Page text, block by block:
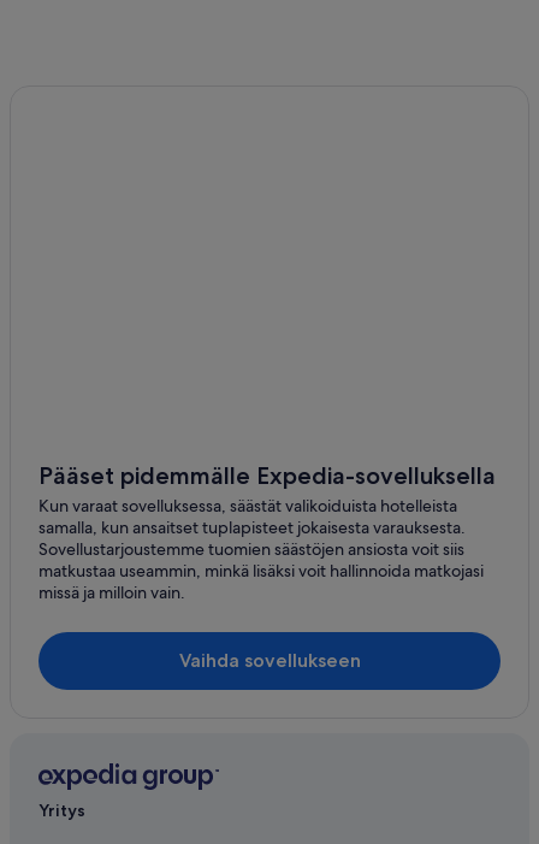
Pääset pidemmälle Expedia-sovelluksella
Kun varaat sovelluksessa, säästät valikoiduista hotelleista
samalla, kun ansaitset tuplapisteet jokaisesta varauksesta.
Sovellustarjoustemme tuomien säästöjen ansiosta voit siis
matkustaa useammin, minkä lisäksi voit hallinnoida matkojasi
missä ja milloin vain.
Vaihda sovellukseen
Yritys